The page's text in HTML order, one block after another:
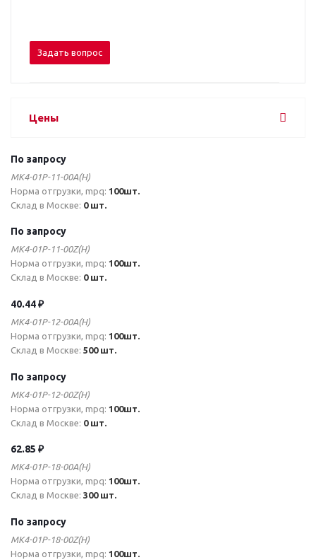
Задать вопрос
Цены
По запросу
MK4-01P-11-00A(H)
Норма отгрузки, mpq: 100шт.
Склад в Москве: 0 шт.
По запросу
MK4-01P-11-00Z(H)
Норма отгрузки, mpq: 100шт.
Склад в Москве: 0 шт.
40.44 ₽
MK4-01P-12-00A(H)
Норма отгрузки, mpq: 100шт.
Склад в Москве: 500 шт.
По запросу
MK4-01P-12-00Z(H)
Норма отгрузки, mpq: 100шт.
Склад в Москве: 0 шт.
62.85 ₽
MK4-01P-18-00A(H)
Норма отгрузки, mpq: 100шт.
Склад в Москве: 300 шт.
По запросу
MK4-01P-18-00Z(H)
Норма отгрузки, mpq: 100шт.